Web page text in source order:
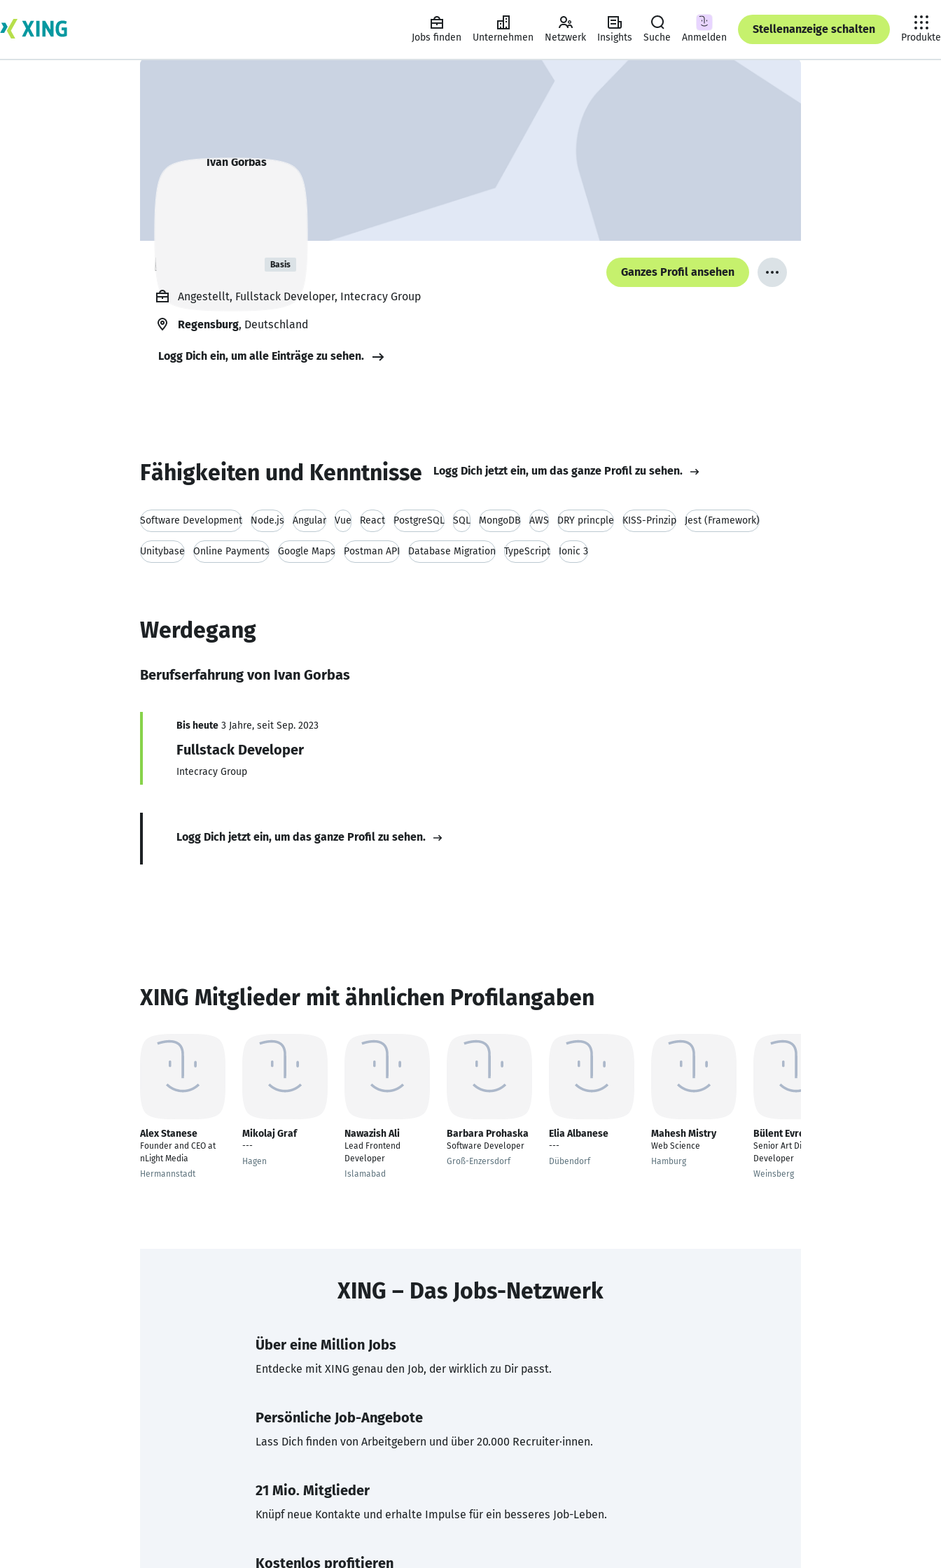
Jobs finden Unternehmen Netzwerk Insights Suche Anmelden
Stellenanzeige schalten
Produkte
Ivan Gorbas Basis
Ganzes Profil ansehen
Angestellt, Fullstack Developer, Intecracy Group
Regensburg, Deutschland
Logg Dich ein, um alle Einträge zu sehen.
Fähigkeiten und Kenntnisse Logg Dich jetzt ein, um das ganze Profil zu sehen.
Software Development Node.js Angular Vue React PostgreSQL SQL MongoDB AWS DRY princple KISS-Prinzip Jest (Framework)
Unitybase Online Payments Google Maps Postman API Database Migration TypeScript Ionic 3
Werdegang
Berufserfahrung von Ivan Gorbas
Bis heute 3 Jahre, seit Sep. 2023
Fullstack Developer
Intecracy Group
Logg Dich jetzt ein, um das ganze Profil zu sehen.
XING Mitglieder mit ähnlichen Profilangaben
Alex Stanese
Founder and CEO at
nLight Media
Hermannstadt
Mikolaj Graf
---
Hagen
Nawazish Ali
Lead Frontend
Developer
Islamabad
Barbara Prohaska
Software Developer
Groß-Enzersdorf
Elia Albanese
---
Dübendorf
Mahesh Mistry
Web Science
Hamburg
Bülent Evren
Senior Art Director /
Developer
Weinsberg
XING – Das Jobs-Netzwerk
Über eine Million Jobs
Entdecke mit XING genau den Job, der wirklich zu Dir passt.
Persönliche Job-Angebote
Lass Dich finden von Arbeitgebern und über 20.000 Recruiter·innen.
21 Mio. Mitglieder
Knüpf neue Kontakte und erhalte Impulse für ein besseres Job-Leben.
Kostenlos profitieren